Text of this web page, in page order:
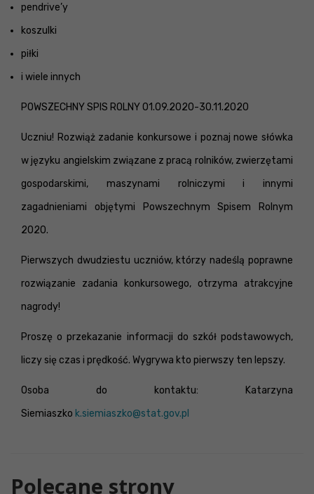
pendrive’y
koszulki
piłki
i wiele innych
POWSZECHNY SPIS ROLNY 01.09.2020-30.11.2020
Uczniu! Rozwiąż zadanie konkursowe i poznaj nowe słówka
w języku angielskim związane z pracą rolników, zwierzętami
gospodarskimi, maszynami rolniczymi i innymi
zagadnieniami objętymi Powszechnym Spisem Rolnym
2020.
Pierwszych dwudziestu uczniów, którzy nadeślą poprawne
rozwiązanie zadania konkursowego, otrzyma atrakcyjne
nagrody!
Proszę o przekazanie informacji do szkół podstawowych,
liczy się czas i prędkość. Wygrywa kto pierwszy ten lepszy.
Osoba do kontaktu: Katarzyna
Siemiaszko k.siemiaszko@stat.gov.pl
Polecane strony